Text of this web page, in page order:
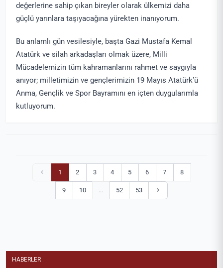
değerlerine sahip çıkan bireyler olarak ülkemizi daha
güçlü yarınlara taşıyacağına yürekten inanıyorum.
Bu anlamlı gün vesilesiyle, başta Gazi Mustafa Kemal
Atatürk ve silah arkadaşları olmak üzere, Milli
Mücadelemizin tüm kahramanlarını rahmet ve saygıyla
anıyor; milletimizin ve gençlerimizin 19 Mayıs Atatürk’ü
Anma, Gençlik ve Spor Bayramını en içten duygularımla
kutluyorum.
1 2 3 4 5 6 7 8
9 10 ... 52 53
HABERLER